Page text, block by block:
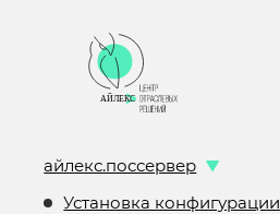
айлекс.поссервер
Установка конфигурации